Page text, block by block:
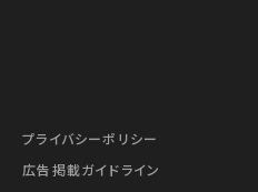
プライバシーポリシー
広告掲載ガイドライン